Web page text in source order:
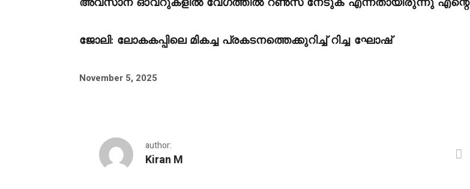
ജോലി: ലോകകപ്പിലെ മികച്ച പ്രകടനത്തെക്കുറിച്ച് റിച്ച ഘോഷ്
November 5, 2025
author:
Kiran M